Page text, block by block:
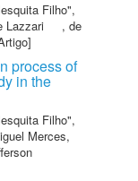
Filho",
Lazzari , de
process of
in the
Filho",
Merces,